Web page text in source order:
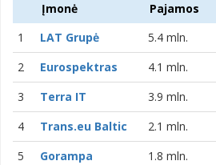
Įmonė Pajamos
1
LAT Grupė 5.4 mln.
2
Eurospektras 4.1 mln.
3
Terra IT 3.9 mln.
4
Trans.eu Baltic 2.1 mln.
5
Gorampa 1.8 mln.